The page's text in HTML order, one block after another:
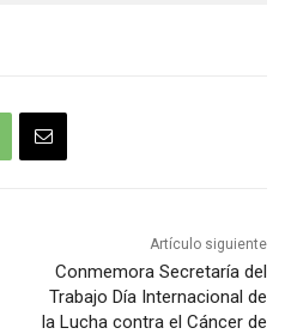
Artículo siguiente
Conmemora Secretaría del
Trabajo Día Internacional de
la Lucha contra el Cáncer de